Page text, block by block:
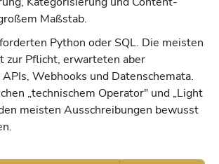
Maßstab.
Python oder SQL. Die meisten
zur Pflicht, erwarteten aber
Webhooks und Datenschemata.
„technischem Operator" und „Light
meisten Ausschreibungen bewusst